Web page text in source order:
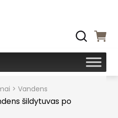
> Vandens
šildytuvas po